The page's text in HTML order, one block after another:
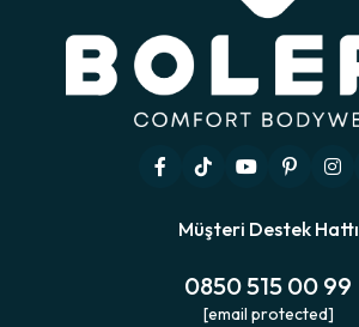
Müşteri Destek Hattı
0850 515 00 99
[email protected]